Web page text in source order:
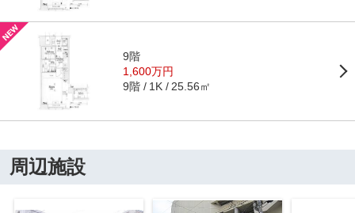
9階
1,600万円
9階 1K 25.56㎡
周辺施設